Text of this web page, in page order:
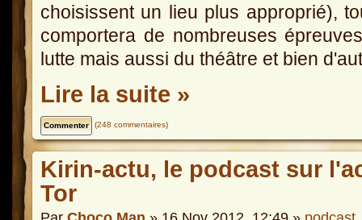
choisissent un lieu plus approprié),
comportera de nombreuses
lutte mais aussi du théâtre et bien
Lire la suite »
(248 commentaires)
Kirin-actu, le podcast sur
Tor